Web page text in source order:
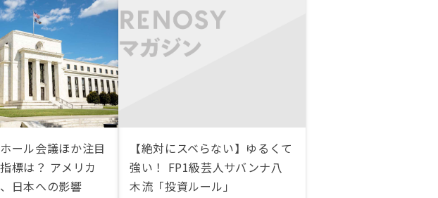
ール会議ほか注目
標は？ アメリカ
日本への影響
【絶対にスベらない】ゆるくて
強い！ FP1級芸人サバンナ八
木流「投資ルール」